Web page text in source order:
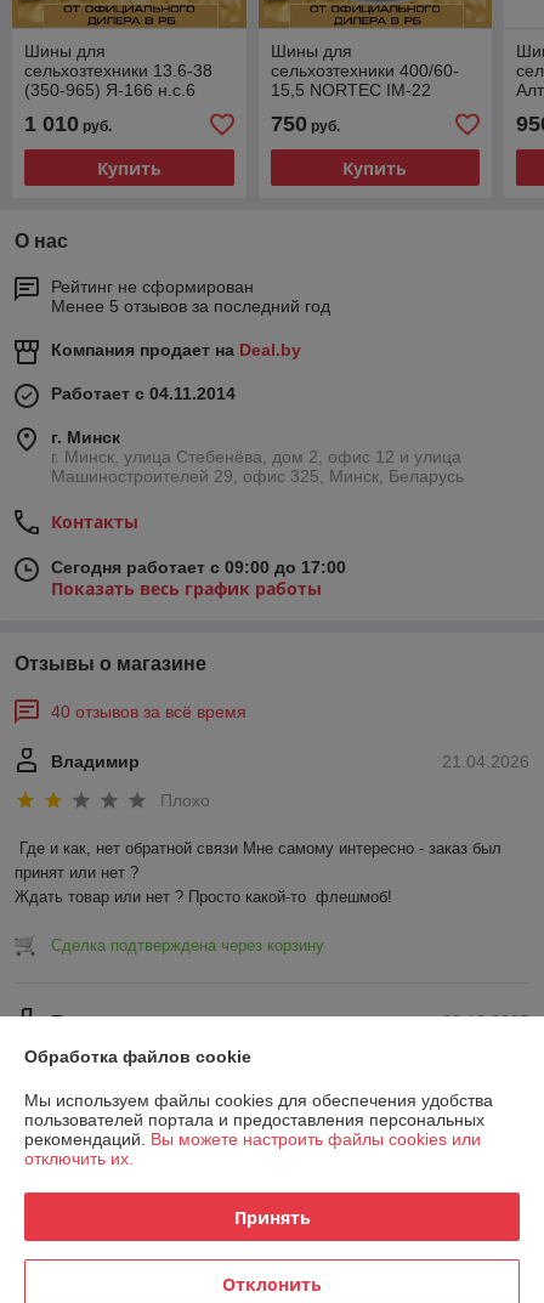
Шины для
сельхозтехники 13.6-38
(350-965) Я-166 н.с.6
1 010 руб.
Купить
Шины для
сельхозтехники 400/60-
15,5 NORTEC IM-22
750руб.
Купить
О нас
Рейтинг не сформирован
Менее 5 отзывов за последний год
Компания продает на Deal.by
Работает с 04.11.2014
г. Минск
г. Минск, улица Стебенёва, дом 2, офис 12 и улица
Машиностроителей 29, офис 325, Минск, Беларусь
Контакты
Сегодня работает с 09:00 до 17:00
Показать весь график работы
Отзывы о магазине
40 отзывов за всё время
21.04.2026
Владимир
Плохо
Где и как, нет обратной связи Мне самому интересно - заказ был
принят или нет ?
Ждать товар или нет ? Просто какой-то  флешмоб!
Сделка подтверждена через корзину
28.12.2025
Покупатель
Очень плохо
Сделка подтверждена через корзину
Обработка файлов cookie
Мы используем файлы cookies для обеспечения удобства
пользователей портала и предоставления персональных
рекомендаций. Вы можете настроить файлы cookies или
отключить их.
Принять
Отклонить